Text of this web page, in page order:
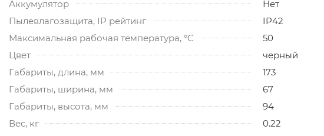
Аккумулятор
Нет
Пылевлагозащита, IP рейтинг
IP42
Максимальная рабочая температура, °C
50
Цвет
черный
Габариты, длина, мм
173
Габариты, ширина, мм
67
Габариты, высота, мм
94
Вес, кг
0.22